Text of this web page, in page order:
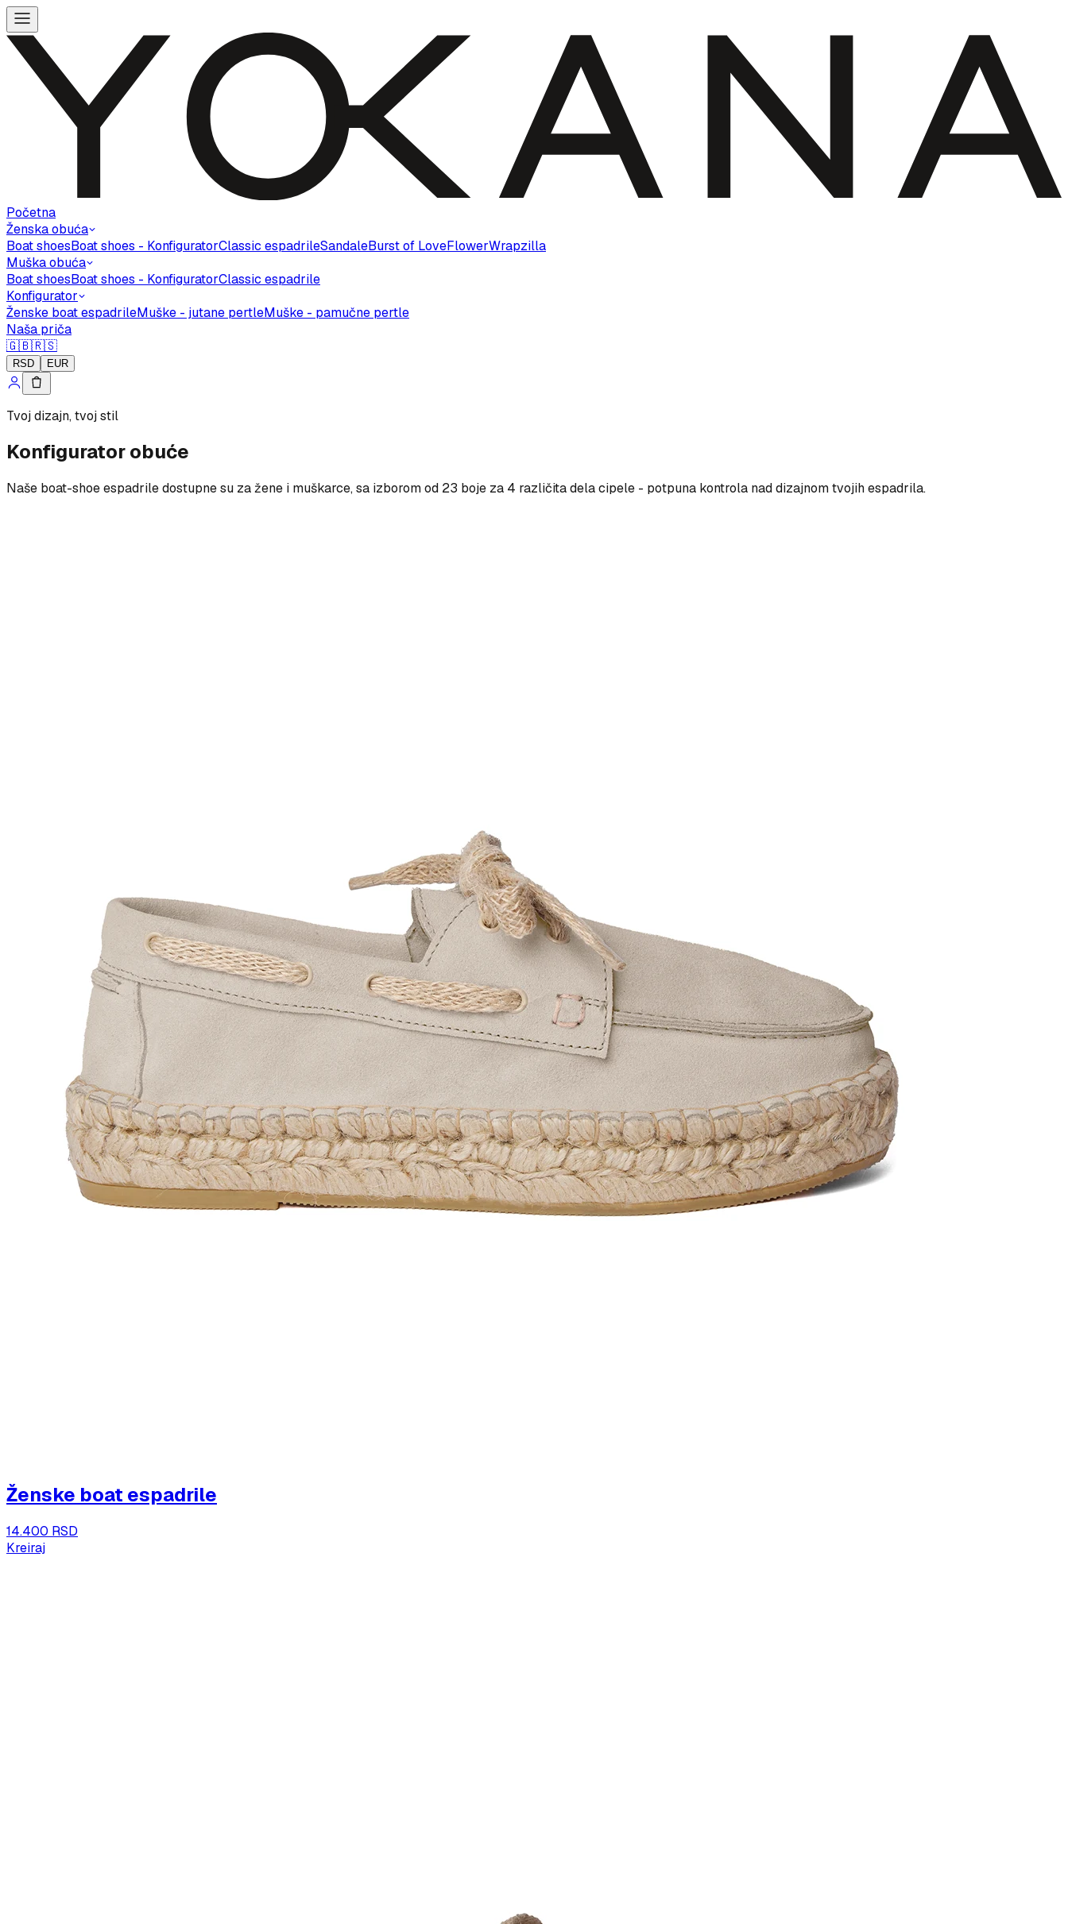
Početna
Ženska obuća
Boat shoesBoat shoes - KonfiguratorClassic espadrileSandaleBurst of LoveFlowerWrapzilla
Muška obuća
Boat shoesBoat shoes - KonfiguratorClassic espadrile
Konfigurator
Ženske boat espadrileMuške - jutane pertleMuške - pamučne pertle
Naša priča
🇬🇧🇷🇸
RSD EUR
Tvoj dizajn, tvoj stil
Konfigurator obuće
Naše boat-shoe espadrile dostupne su za žene i muškarce, sa izborom od 23 boje za 4 različita dela cipele - potpuna kontrola nad dizajnom tvojih espadrila.
Ženske boat espadrile
14.400 RSD
Kreiraj